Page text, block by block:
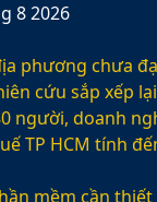
8 2026
phương chưa
cứu sắp xếp
người, doanh
TP HCM tính
mềm cần